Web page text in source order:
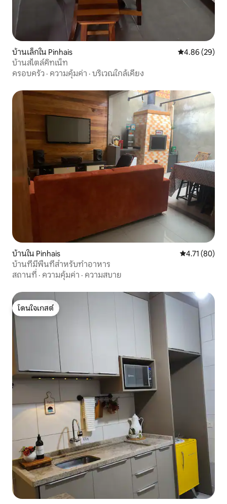
บ้านเล็กใน Pinhais คะแนนเฉลี่ย
4.86 (29)
บ้านสไตล์คิทเน็ท
ครอบครัว · ความคุ้มค่า · บริเวณใกล้เคียง
บ้านใน Pinhais คะแนนเฉลี่ย
4.71 (80)
บ้านที่มีพื้นที่สำหรับทำอาหาร
สถานที่ · ความคุ้มค่า · ความสบาย
โดนใจเกสต์
โดนใจเกสต์